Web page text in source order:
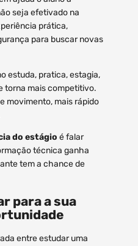
seja efetivado na
prática,
para buscar novas
estuda, pratica, estagia,
torna mais competitivo.
movimento, mais rápido
do estágio é falar
técnica ganha
tem a chance de
para a sua
entre estudar uma